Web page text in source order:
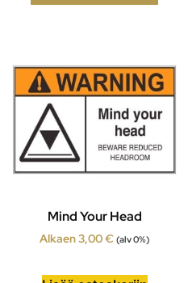
Mind Your Head
Alkaen3,00€ (alv 0%)